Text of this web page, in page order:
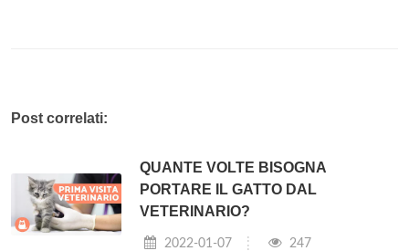
Post correlati:
QUANTE VOLTE BISOGNA
PORTARE IL GATTO DAL
VETERINARIO?
2022-01-07 247